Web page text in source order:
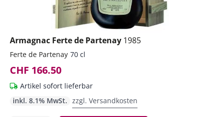
Armagnac Ferte de Partenay 1985
Ferte de Partenay 70 cl
CHF 166.50
Artikel sofort lieferbar
inkl. 8.1% MwSt. zzgl. Versandkosten